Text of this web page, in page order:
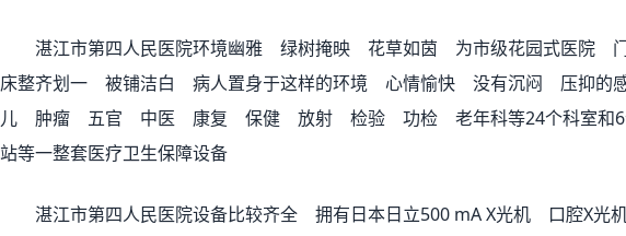
湛江市第四人民医院环境幽雅 绿树掩映 花草如茵 为市级花园式医
床整齐划一 被铺洁白 病人置身于这样的环境 心情愉快 没有沉闷 压
儿 肿瘤 五官 中医 康复 保健 放射 检验 功检 老年科等24个科室和6
站等一整套医疗卫生保障设备
湛江市第四人民医院设备比较齐全 拥有日本日立500 mA X光机 口腔X光